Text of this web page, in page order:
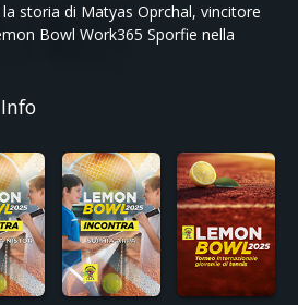
storia di Matyas Oprchal, vincitore
Bowl Work365 Sporfie nella
Info